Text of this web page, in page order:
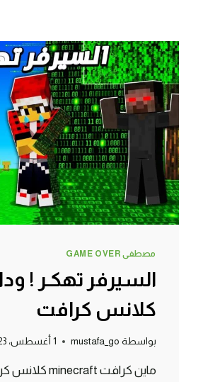
مصطفى GAME OVER
السيرفر تهكـر !
كلانس كرافت
بواسطة mustafa_go 1 أغسطس، 2023